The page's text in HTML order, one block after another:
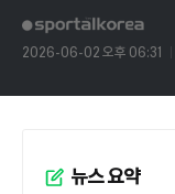
2026-06-02 오후 06:31
뉴스 요약